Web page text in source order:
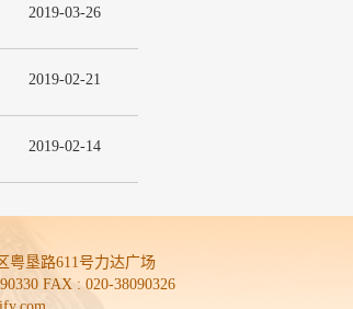
2019-03-26
2019-02-21
2019-02-14
粤垦路611号力达广场
FAX : 020-38090326